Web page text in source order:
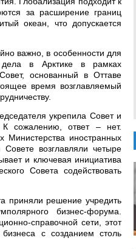
за расширение границ
океан, что допускается
важно, в особенности для
дела в Арктике в рамках
основанный в Оттаве
время возглавляемый
укрепила Совет и
К сожалению, ответ – нет.
Министерства иностранных
возглавляли четыре
и ключевая инициатива
Совета содействовать
приняли решение учредить
бизнес-форума.
справочной сети, этот
с созданием столь